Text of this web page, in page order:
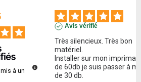
à un
Avis vérifié
Très silencieux. Très bon
matériel.
Installer sur mon
de 60db je suis passer à
de 30 db.